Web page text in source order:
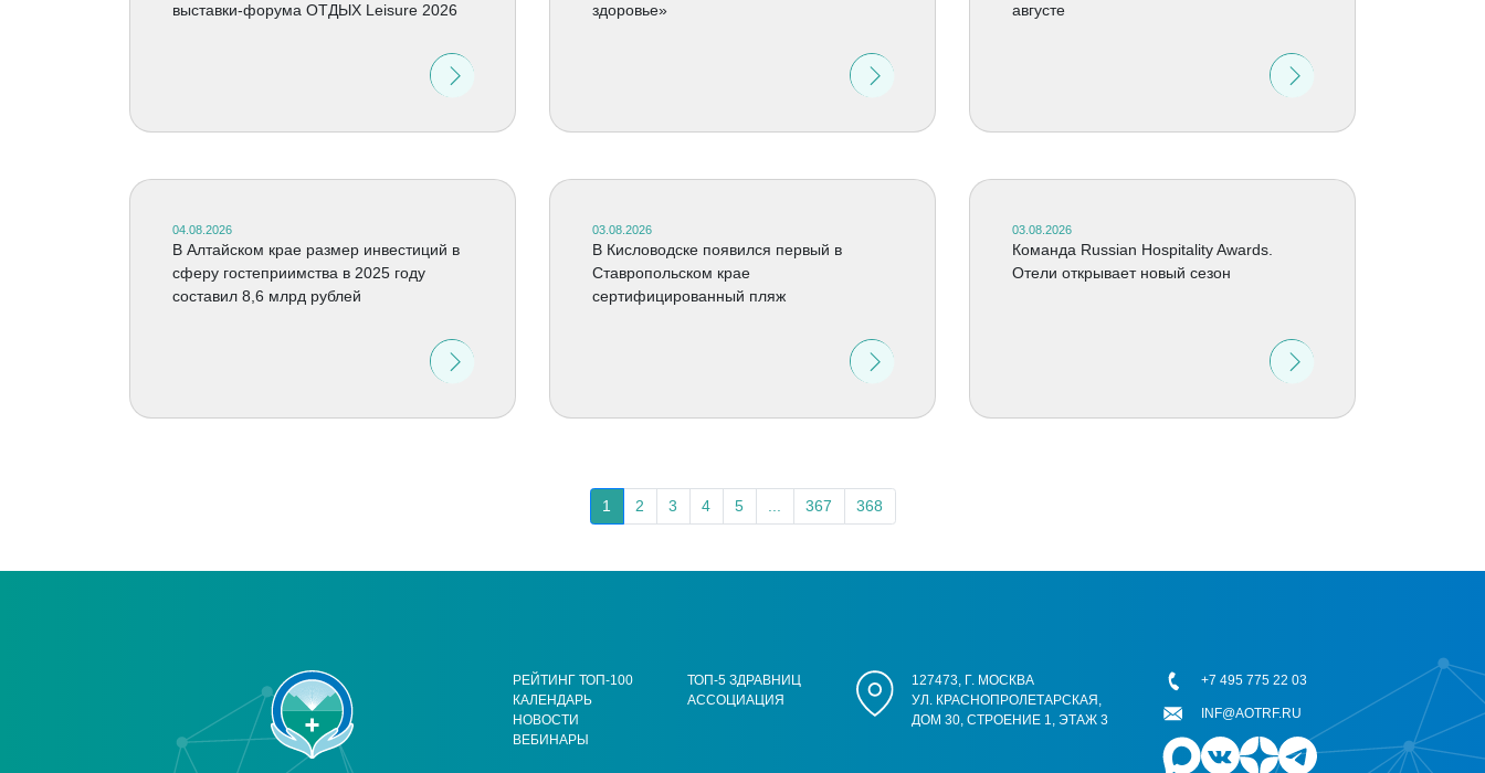
выставки-форума ОТДЫХ Leisure 2026
здоровье»
августе
04.08.2026
В Алтайском крае размер инвестиций в
сферу гостеприимства в 2025 году
составил 8,6 млрд рублей
03.08.2026
В Кисловодске появился первый в
Ставропольском крае
сертифицированный пляж
03.08.2026
Команда Russian Hospitality Awards.
Отели открывает новый сезон
1 2 3 4 5 367 368
РЕЙТИНГ ТОП-100
КАЛЕНДАРЬ
НОВОСТИ
ВЕБИНАРЫ
ТОП-5 ЗДРАВНИЦ
АССОЦИАЦИЯ
127473, Г. МОСКВА
УЛ. КРАСНОПРОЛЕТАРСКАЯ,
ДОМ 30, СТРОЕНИЕ 1, ЭТАЖ 3
+7 495 775 22 03
INF@AOTRF.RU